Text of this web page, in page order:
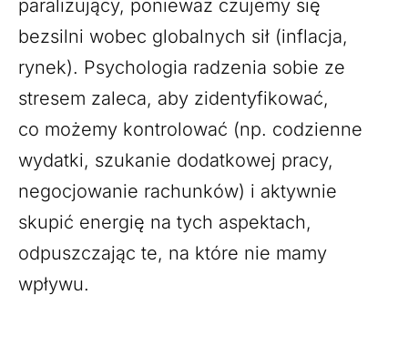
paraliżujący, ponieważ czujemy się
bezsilni wobec globalnych sił (inflacja,
rynek). Psychologia radzenia sobie ze
stresem zaleca, aby zidentyfikować,
co możemy kontrolować (np. codzienne
wydatki, szukanie dodatkowej pracy,
negocjowanie rachunków) i aktywnie
skupić energię na tych aspektach,
odpuszczając te, na które nie mamy
wpływu.